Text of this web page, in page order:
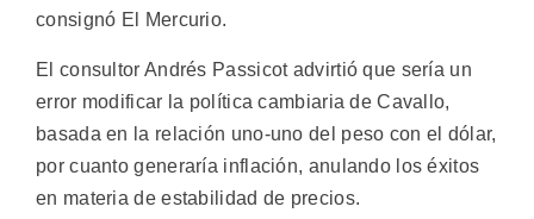
consignó El Mercurio.
El consultor Andrés Passicot advirtió que sería un
error modificar la política cambiaria de Cavallo,
basada en la relación uno-uno del peso con el dólar,
por cuanto generaría inflación, anulando los éxitos
en materia de estabilidad de precios.